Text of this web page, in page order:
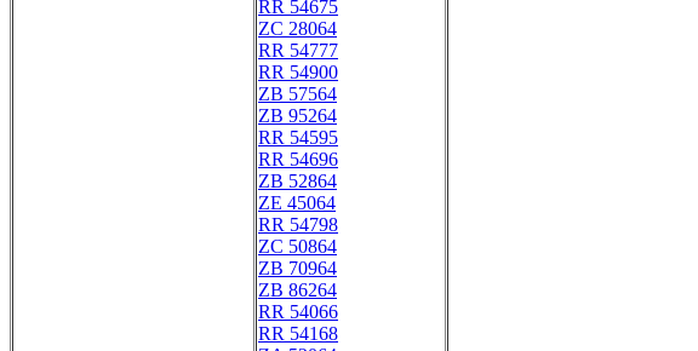
RR 54675
ZC 28064
RR 54777
RR 54900
ZB 57564
ZB 95264
RR 54595
RR 54696
ZB 52864
ZE 45064
RR 54798
ZC 50864
ZB 70964
ZB 86264
RR 54066
RR 54168